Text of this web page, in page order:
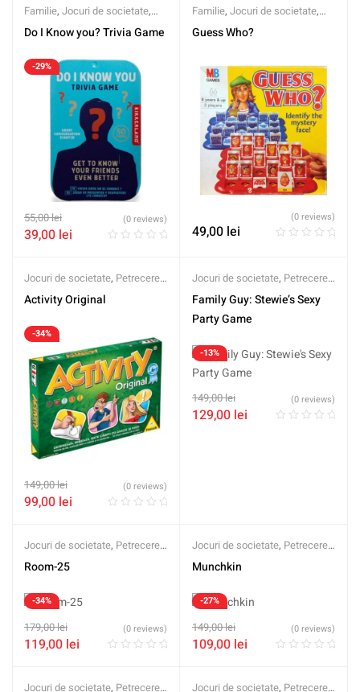
Familie, Jocuri de societate,
Petrecere,Second Hand
Do I Know you? Trivia Game
-29%
55,00lei
39,00 lei
(0 reviews)
Familie, Jocuri de societate,
Petrecere,Second Hand
Guess Who?
49,00 lei
(0 reviews)
Jocuri de societate, Petrecere,
Second Hand
Activity Original
-34%
149,00lei
99,00 lei
(0 reviews)
Jocuri de societate, Petrecere,
Second Hand
Family Guy: Stewie’s Sexy
Party Game
-13%
149,00lei
129,00 lei
(0 reviews)
Jocuri de societate, Petrecere,
Second Hand
Room-25
-34%
179,00lei
119,00 lei
(0 reviews)
Jocuri de societate, Petrecere,
Second Hand
Munchkin
-27%
149,00lei
109,00 lei
(0 reviews)
Jocuri de societate, Petrecere,
Jocuri de societate, Petrecere,